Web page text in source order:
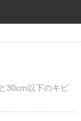
30cm以下のキビ